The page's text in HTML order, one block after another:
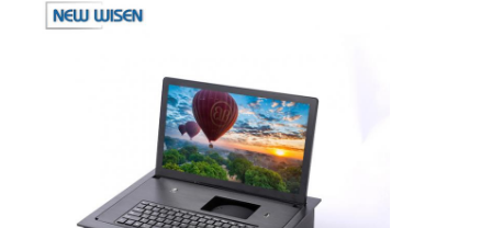
LCD-Monitorhebe
Pop-up-Schreibtisch-Socket
Verzögerter Stromanschluss
Vergrößerte Steckdose